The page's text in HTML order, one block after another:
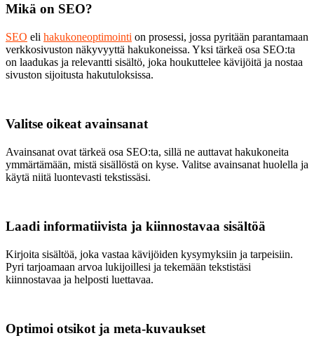
Mikä on SEO?
SEO eli hakukoneoptimointi on prosessi, jossa pyritään parantamaan
verkkosivuston näkyvyyttä hakukoneissa. Yksi tärkeä osa SEO:ta
on laadukas ja relevantti sisältö, joka houkuttelee kävijöitä ja nostaa
sivuston sijoitusta hakutuloksissa.
Valitse oikeat avainsanat
Avainsanat ovat tärkeä osa SEO:ta, sillä ne auttavat hakukoneita
ymmärtämään, mistä sisällöstä on kyse. Valitse avainsanat huolella ja
käytä niitä luontevasti tekstissäsi.
Laadi informatiivista ja kiinnostavaa sisältöä
Kirjoita sisältöä, joka vastaa kävijöiden kysymyksiin ja tarpeisiin.
Pyri tarjoamaan arvoa lukijoillesi ja tekemään tekstistäsi
kiinnostavaa ja helposti luettavaa.
Optimoi otsikot ja meta-kuvaukset